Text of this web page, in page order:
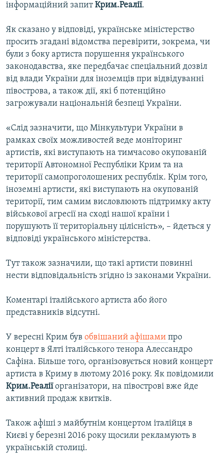
інформаційний запитКрим.Реалії.
Як сказано у відповіді, українське міністерство
просить згадані відомства перевірити, зокрема, чи
були з боку артиста порушення українського
законодавства, яке передбачає спеціальний дозвіл
від влади України для іноземців при відвідуванні
півострова, а також дії, які б потенційно
загрожували національній безпеці України.
«Слід зазначити, що Мінкультури України в
рамках своїх можливостей веде моніторинг
артистів, які виступають на тимчасово окупованій
території Автономної Республіки Крим та на
території самопроголошених республік. Крім того,
іноземні артисти, які виступають на окупованій
території, тим самим висловлюють підтримку акту
військової агресії на сході нашої країни і
порушують її територіальну цілісність», – йдеться у
відповіді українського міністерства.
Тут також зазначили, що такі артисти повинні
нести відповідальність згідно із законами України.
Коментарі італійського артиста або його
представників відсутні.
У вересні Крим був обвішаний афішами про
концерт в Ялті італійського тенора Алессандро
Сафіна. Більше того, організовується новий концерт
артиста в Криму в лютому 2016 року. Як повідомили
Крим.Реаліїорганізатори, на півострові вже йде
активний продаж квитків.
Також афіші з майбутнім концертом італійця в
Києві у березні 2016 року щосили рекламують в
українській столиці.